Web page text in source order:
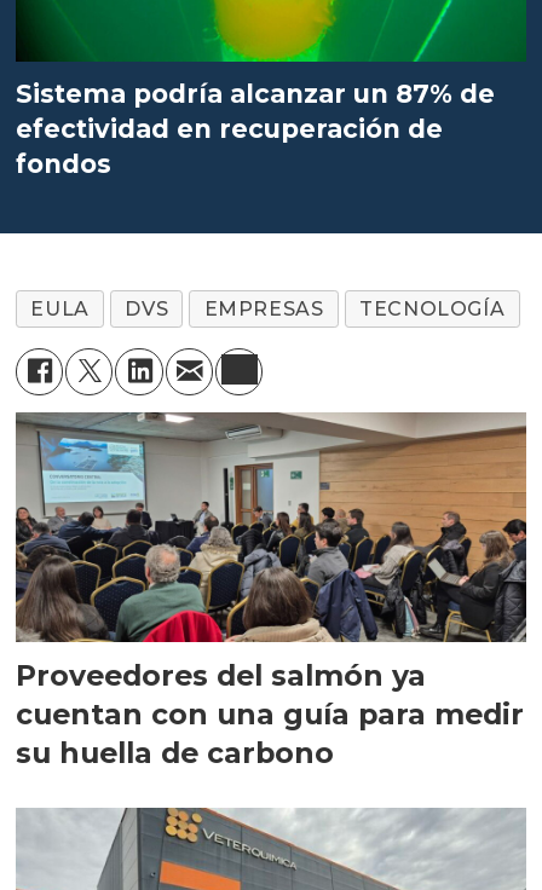
Sistema podría alcanzar un 87% de
efectividad en recuperación de
fondos
EULA DVS EMPRESAS TECNOLOGÍA
Proveedores del salmón ya
cuentan con una guía para medir
su huella de carbono